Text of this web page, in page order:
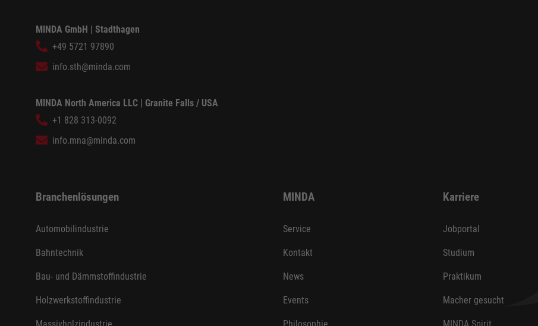
MINDA GmbH | Stadthagen
+49 5721 97890
info.sth@minda.com
MINDA North America LLC | Granite Falls / USA
+1 828 313-0092
info.mna@minda.com
Branchenlösungen
Automobilindustrie
Bahntechnik
Bau- und Dämmstoffindustrie
Holzwerkstoffindustrie
MINDA
Service
Kontakt
News
Events
Karriere
Jobportal
Studium
Praktikum
Macher gesucht